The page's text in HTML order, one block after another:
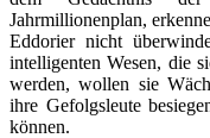
Jahrmillionenplan,
Eddorier nicht
intelligenten Wesen, die
werden, wollen sie
ihre Gefolgsleute
können.